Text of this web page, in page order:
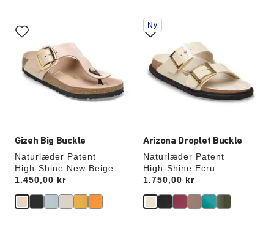
Gizeh Big Buckle
Naturlæder Patent
High-Shine New Beige
Price:
1.450,00 kr
med
prøvefarver
opdatere
produktbilledet
Arizona Droplet Buckle
Naturlæder Patent
High-Shine Ecru
Price:
1.750,00 kr
Interaktion
med
prøvefarver
opdatere
produktbilledet
Ny